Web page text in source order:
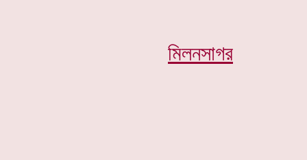
মিলনসাগর